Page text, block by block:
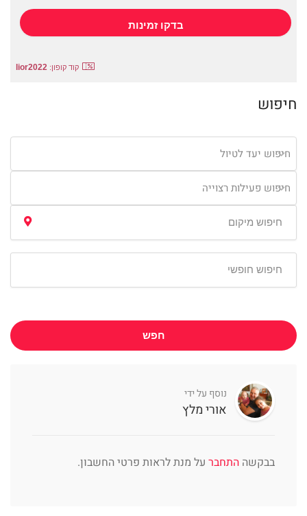
קוד קופון: lior2022
חיפוש
חיפוש יעד לטיול
חיפוש פעילות רצוייה
חפש
נוסף על ידי
אורי מלץ
בבקשה התחבר על מנת לראות פרטי החשבון.